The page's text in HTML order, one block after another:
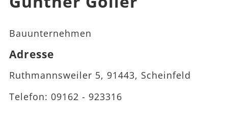
Bauunternehmen
Adresse
Ruthmannsweiler 5, 91443, Scheinfeld
Telefon: 09162 - 923316